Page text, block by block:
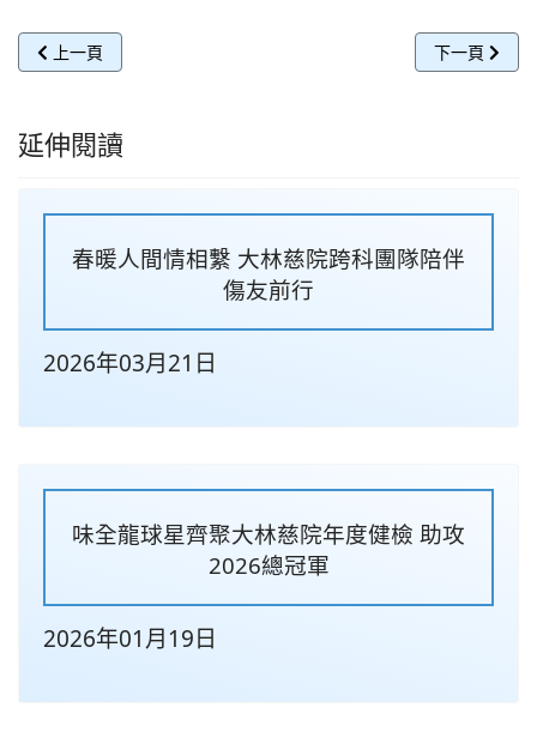
上一篇文章: 《TVBS 健康2.0》-- 多運動多健康？運動超過「這時
上一頁 下一篇文章:
下一頁
延伸閱讀
春暖人間情相繫 大林慈院跨科團隊陪伴
傷友前行
2026年03月21日
味全龍球星齊聚大林慈院年度健檢 助攻
2026總冠軍
2026年01月19日